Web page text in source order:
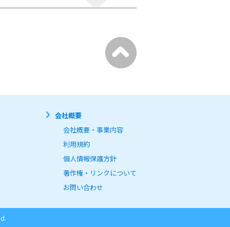
会社概要
会社概要・事業内容
利用規約
個人情報保護方針
著作権・リンクについて
お問い合わせ